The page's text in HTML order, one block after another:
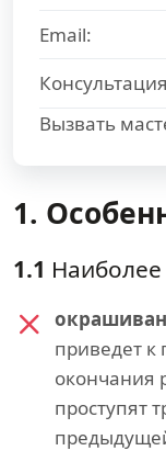
1.
1.1
приведет к
окончания
проступят
Email:
Вызвать